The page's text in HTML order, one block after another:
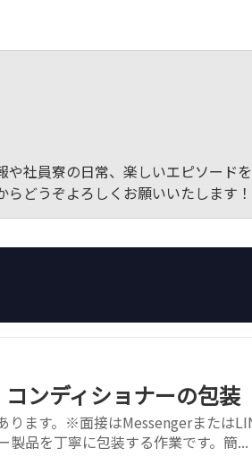
社員寮の日常、楽しいエピソード
どうぞよろしくお願いいたします！
コンディショナーの包装
ります。※面接はMessengerまたは
製品を丁寧に包装する作業です。簡...